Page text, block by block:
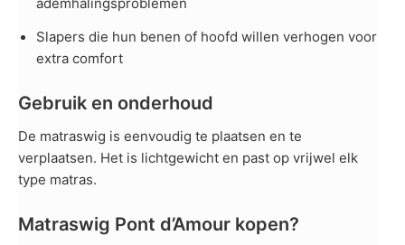
Slapers die hun benen of hoofd willen verhogen voor
extra comfort
Gebruik en onderhoud
De matraswig is eenvoudig te plaatsen en te
verplaatsen. Het is lichtgewicht en past op vrijwel elk
type matras.
Matraswig Pont d’Amour kopen?